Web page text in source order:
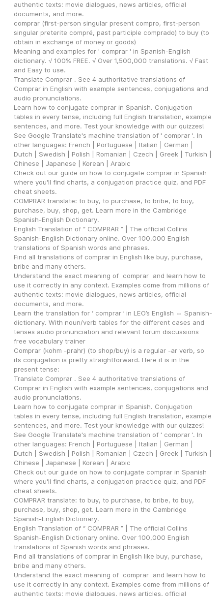
authentic texts: movie dialogues, news articles, official
documents, and more.
comprar (first-person singular present compro, first-person
singular preterite compré, past participle comprado) to buy (to
obtain in exchange of money or goods)
Meaning and examples for ' comprar ' in Spanish-English
dictionary. √ 100% FREE. √ Over 1,500,000 translations. √ Fast
and Easy to use.
Translate Comprar . See 4 authoritative translations of
Comprar in English with example sentences, conjugations and
audio pronunciations.
Learn how to conjugate comprar in Spanish. Conjugation
tables in every tense, including full English translation, example
sentences, and more. Test your knowledge with our quizzes!
See Google Translate's machine translation of ' comprar '. In
other languages: French | Portuguese | Italian | German |
Dutch | Swedish | Polish | Romanian | Czech | Greek | Turkish |
Chinese | Japanese | Korean | Arabic
Check out our guide on how to conjugate comprar in Spanish
where you'll find charts, a conjugation practice quiz, and PDF
cheat sheets.
COMPRAR translate: to buy, to purchase, to bribe, to buy,
purchase, buy, shop, get. Learn more in the Cambridge
Spanish-English Dictionary.
English Translation of “ COMPRAR ” | The official Collins
Spanish-English Dictionary online. Over 100,000 English
translations of Spanish words and phrases.
Find all translations of comprar in English like buy, purchase,
bribe and many others.
Understand the exact meaning of  comprar  and learn how to
use it correctly in any context. Examples come from millions of
authentic texts: movie dialogues, news articles, official
documents, and more.
Learn the translation for ‘ comprar ’ in LEO’s ­English ⇔ Spanish­
dictionary. With noun/verb tables for the different cases and
tenses audio pronunciation and relevant forum discussions
free vocabulary trainer
Comprar (kohm -prahr) (to shop/buy) is a regular -ar verb, so
its conjugation is pretty straightforward. Here it is in the
present tense:
Translate Comprar . See 4 authoritative translations of
Comprar in English with example sentences, conjugations and
audio pronunciations.
Learn how to conjugate comprar in Spanish. Conjugation
tables in every tense, including full English translation, example
sentences, and more. Test your knowledge with our quizzes!
See Google Translate's machine translation of ' comprar '. In
other languages: French | Portuguese | Italian | German |
Dutch | Swedish | Polish | Romanian | Czech | Greek | Turkish |
Chinese | Japanese | Korean | Arabic
Check out our guide on how to conjugate comprar in Spanish
where you'll find charts, a conjugation practice quiz, and PDF
cheat sheets.
COMPRAR translate: to buy, to purchase, to bribe, to buy,
purchase, buy, shop, get. Learn more in the Cambridge
Spanish-English Dictionary.
English Translation of “ COMPRAR ” | The official Collins
Spanish-English Dictionary online. Over 100,000 English
translations of Spanish words and phrases.
Find all translations of comprar in English like buy, purchase,
bribe and many others.
Understand the exact meaning of  comprar  and learn how to
use it correctly in any context. Examples come from millions of
authentic texts: movie dialogues, news articles, official